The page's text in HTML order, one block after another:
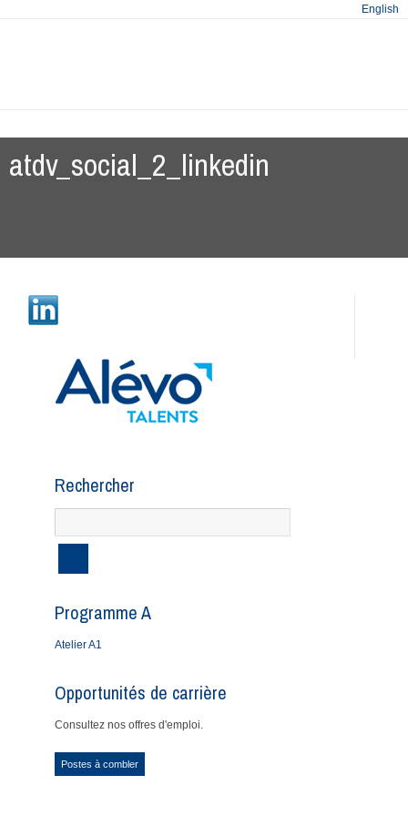
English
atdv_social_2_linkedin
Rechercher
Programme A
Atelier A1
Opportunités de carrière
Consultez nos offres d'emploi.
Postes à combler